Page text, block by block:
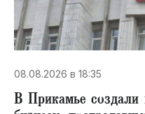
08.08.2026 в 18:35
В Прикамье